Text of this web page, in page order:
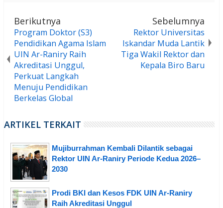
Berikutnya
Program Doktor (S3)
Pendidikan Agama Islam
UIN Ar-Raniry Raih
Akreditasi Unggul,
Perkuat Langkah
Menuju Pendidikan
Berkelas Global
Sebelumnya
Rektor Universitas
Iskandar Muda Lantik
Tiga Wakil Rektor dan
Kepala Biro Baru
ARTIKEL TERKAIT
Mujiburrahman Kembali Dilantik sebagai
Rektor UIN Ar-Raniry Periode Kedua 2026–
2030
Prodi BKI dan Kesos FDK UIN Ar-Raniry
Raih Akreditasi Unggul